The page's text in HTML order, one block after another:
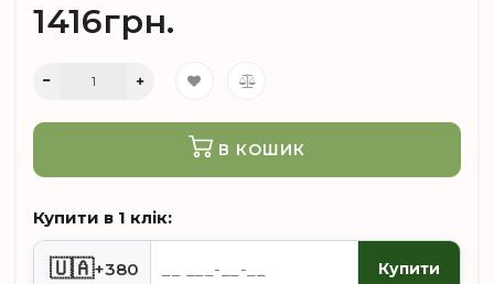
1416грн.
В КОШИК
Купити в 1 клік:
🇺🇦+380 Купити